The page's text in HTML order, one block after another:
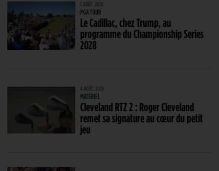
5 AOÛT. 2026
PGA TOUR
Le Cadillac, chez Trump, au
programme du Championship Series
2028
4 AOÛT. 2026
MATÉRIEL
Cleveland RTZ 2 : Roger Cleveland
remet sa signature au cœur du petit
jeu